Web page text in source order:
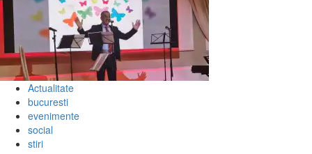
Actualitate
bucuresti
evenimente
social
stiri